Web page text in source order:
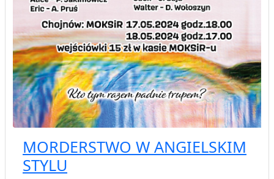
MORDERSTWO W ANGIELSKIM
STYLU